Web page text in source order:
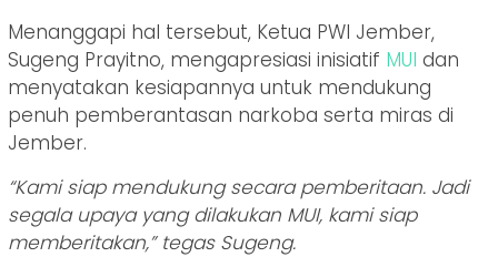
Menanggapi hal tersebut, Ketua PWI Jember,
Sugeng Prayitno, mengapresiasi inisiatif MUI dan
menyatakan kesiapannya untuk mendukung
penuh pemberantasan narkoba serta miras di
Jember.
“Kami siap mendukung secara pemberitaan. Jadi
segala upaya yang dilakukan MUI, kami siap
memberitakan,” tegas Sugeng.